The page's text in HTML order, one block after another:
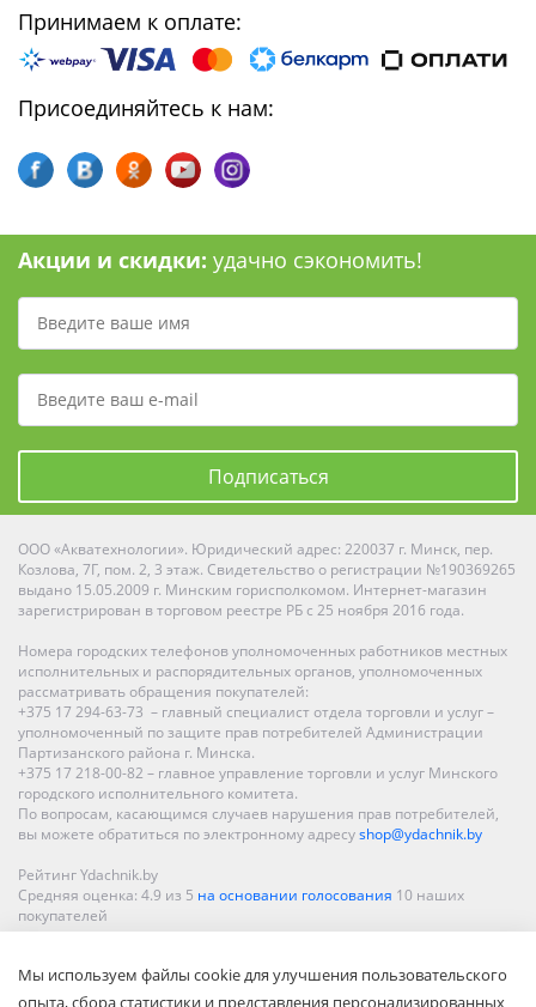
Принимаем к оплате:
Присоединяйтесь к нам:
Акции и скидки: удачно сэкономить!
Подписаться
ООО «Акватехнологии». Юридический адрес: 220037 г. Минск, пер.
Козлова, 7Г, пом. 2, 3 этаж. Свидетельство о регистрации №190369265
выдано 15.05.2009 г. Минским горисполкомом. Интернет-магазин
зарегистрирован в торговом реестре РБ с 25 ноября 2016 года.
Номера городских телефонов уполномоченных работников местных
исполнительных и распорядительных органов, уполномоченных
рассматривать обращения покупателей:
+375 17 294-63-73 – главный специалист отдела торговли и услуг –
уполномоченный по защите прав потребителей Администрации
Партизанского района г. Минска.
+375 17 218-00-82 – главное управление торговли и услуг Минского
городского исполнительного комитета.
По вопросам, касающимся случаев нарушения прав потребителей,
вы можете обратиться по электронному адресуshop@ydachnik.by
Рейтинг Ydachnik.by
Средняя оценка: 4.9 из 5 на основании голосования 10 наших
покупателей
Гродно, Могилеве, Бобруйске, Барановичах, Молодечно,
Новополоцке, Пинске, Солигорске. При заказе в интернет-магазине
Мы используем файлы cookie для улучшения пользовательского
опыта, сбора статистики и представления персонализированных